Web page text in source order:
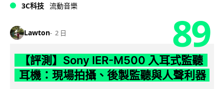
3C科技 流動音樂
Lawton 2 日 89
【評測】Sony IER-M500 入耳式監聽
耳機：現場拍攝、後製監聽與人聲利器